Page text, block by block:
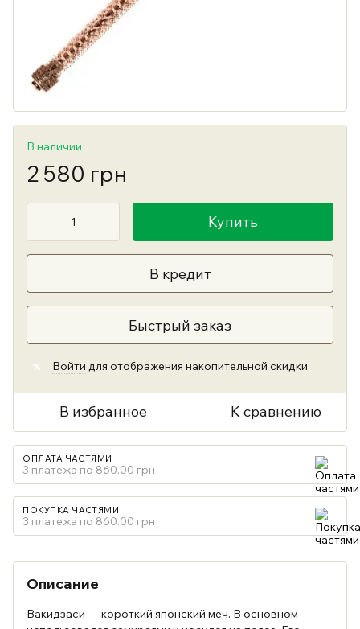
В наличии
2 580 грн
Купить
В кредит
Быстрый заказ
% Войти для отображения накопительной скидки
В избранное К сравнению
ОПЛАТА ЧАСТЯМИ
3 платежа по 860.00 грн
ПОКУПКА ЧАСТЯМИ
3 платежа по 860.00 грн
Описание
Вакидзаси — короткий японский меч. В основном